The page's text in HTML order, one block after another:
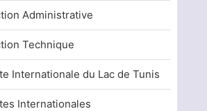
Administrative
Technique
Internationale du Lac de Tunis
Internationales